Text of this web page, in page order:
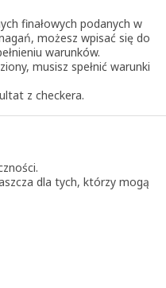
finałowych podanych w
możesz wpisać się do
warunków.
musisz spełnić warunki
z checkera.
dla tych, którzy mogą